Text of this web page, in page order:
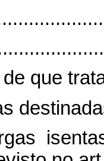
de que